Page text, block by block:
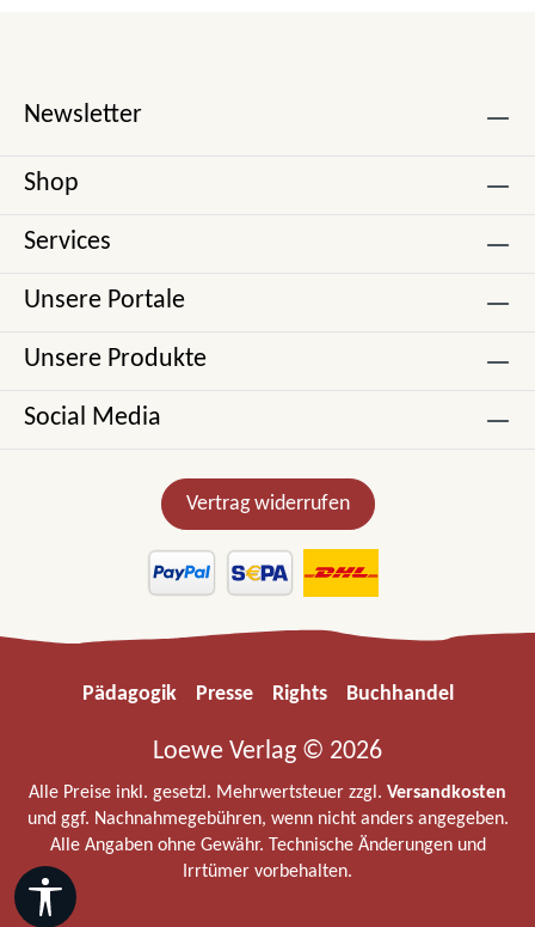
Newsletter
Shop
Services
Unsere Portale
Unsere Produkte
Social Media
Vertrag widerrufen
Pädagogik Presse Rights Buchhandel
Loewe Verlag © 2026
Alle Preise inkl. gesetzl. Mehrwertsteuer zzgl. Versandkosten
und ggf. Nachnahmegebühren, wenn nicht anders angegeben.
Alle Angaben ohne Gewähr. Technische Änderungen und
Irrtümer vorbehalten.
Werkzeugleiste anzeigen